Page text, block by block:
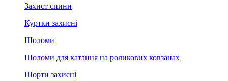
Захист спини
Куртки захисні
Шоломи
Шоломи для катання на роликових ковзанах
Шорти захисні